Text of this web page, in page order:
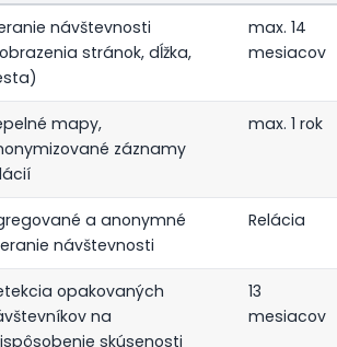
návštevnosti
stránok, dĺžka,
max. 14
mesiacov
mapy,
záznamy
max. 1 rok
a anonymné
návštevnosti
Relácia
opakovaných
na
skúsenosti
13
mesiacov